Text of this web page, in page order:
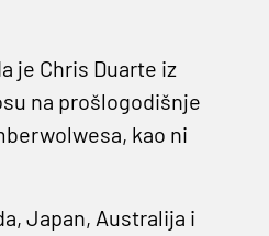
je Chris Duarte iz
na prošlogodišnje
kao ni
Japan, Australija i